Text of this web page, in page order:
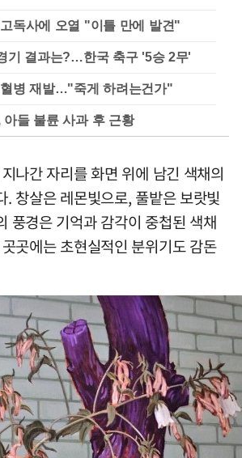
독사에 오열 "이틀 만에 발견"
기 결과는?…한국 축구 '5승 2무'
병 재발…"죽게 하려는건가"
아들 불륜 사과 후 근황
나간 자리를 화면 위에 남긴 색채의
. 창살은 레몬빛으로, 풀밭은 보랏빛
풍경은 기억과 감각이 중첩된 색채
곳에는 초현실적인 분위기도 감돈